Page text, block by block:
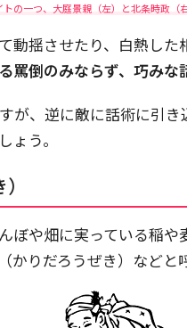
の一つ、大庭景親（左）と北条時政（
動揺させたり、白熱した
罵倒のみならず、巧みな
が、逆に敵に話術に引
ょう。
ぼや畑に実っている稲や
（かりだろうぜき）などと